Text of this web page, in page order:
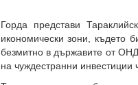
Горда представи
икономически зони, където
безмитно в държавите от
на чуждестранни инвестиции